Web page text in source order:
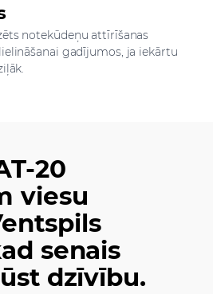
notekūdeņu attīrīšanas
gadījumos, ja iekārtu
20
viesu
senais
dzīvību.